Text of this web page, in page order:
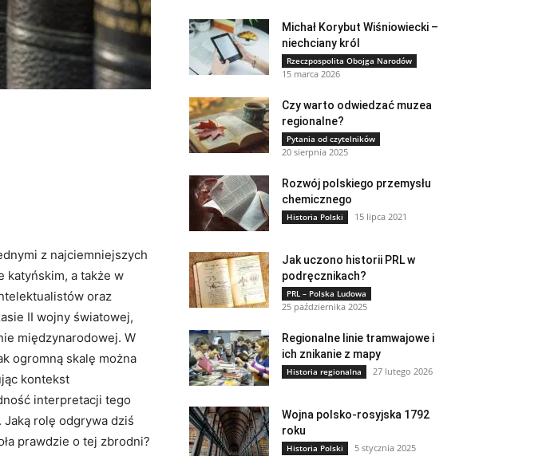
z⁢ najciemniejszych
katyńskim, ⁢a także w
oraz
II wojny światowej,
międzynarodowej. W
ogromną skalę⁣ można
kontekst
interpretacji tego
rolę odgrywa dziś
prawdzie⁤ o tej zbrodni?
Michał Korybut Wiśniowiecki –
niechciany król
Rzeczpospolita Obojga Narodów
15 marca 2026
Czy warto odwiedzać muzea
regionalne?
Pytania od czytelników
20 sierpnia 2025
Rozwój polskiego przemysłu
chemicznego
Historia Polski 15 lipca 2021
Jak uczono historii PRL w
podręcznikach?
PRL – Polska Ludowa
25 października 2025
Regionalne linie tramwajowe i
ich znikanie z mapy
Historia regionalna 27 lutego 2026
Wojna polsko-rosyjska 1792
roku
Historia Polski 5 stycznia 2025